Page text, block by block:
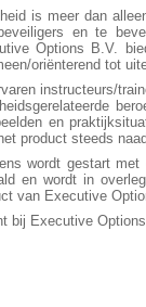
is meer dan
en te
Options B.V.
oriënterend tot
instructeurs/
en
product steeds
wordt gestart
en wordt in
van Executive
bij Executive